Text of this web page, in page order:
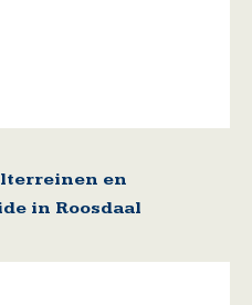
en
in Roosdaal